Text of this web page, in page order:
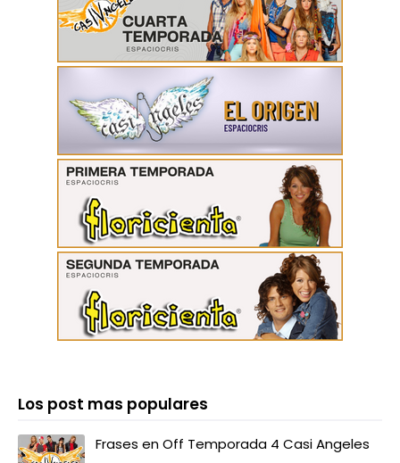
Los post mas populares
Frases en Off Temporada 4 Casi Angeles